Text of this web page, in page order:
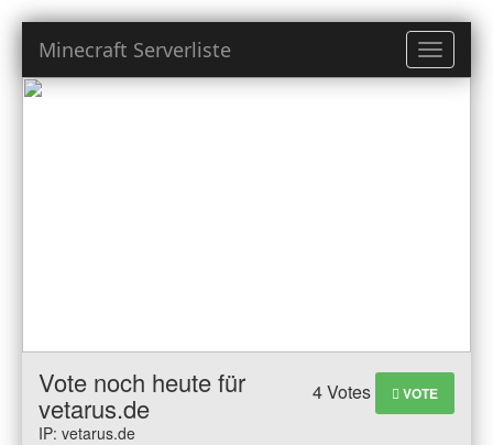
Toggle
Minecraft Serverliste
4 Votes VOTE
Vote noch heute für
vetarus.de
IP: vetarus.de